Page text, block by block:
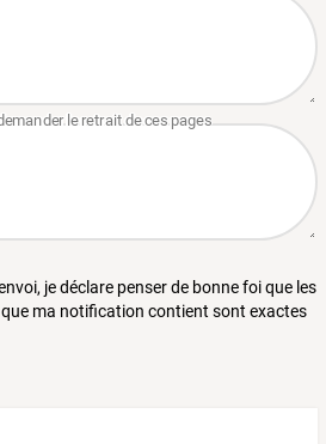
je déclare penser de bonne foi que les
ma notification contient sont exactes